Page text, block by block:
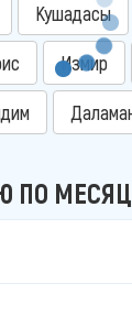
Кушадасы
Измир
ПО